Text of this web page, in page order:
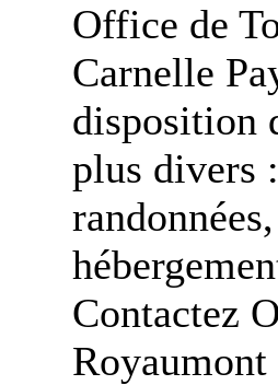
Office de
Carnelle
disposition
plus divers
Contactez